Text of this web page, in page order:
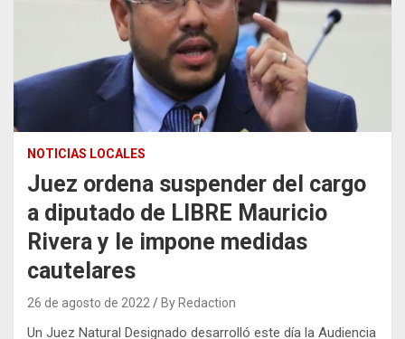
NOTICIAS LOCALES
Juez ordena suspender del cargo
a diputado de LIBRE Mauricio
Rivera y le impone medidas
cautelares
26 de agosto de 2022 By Redaction
Un Juez Natural Designado desarrolló este día la Audiencia